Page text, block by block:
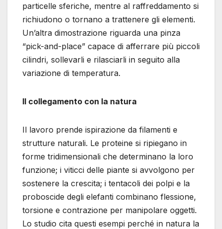
particelle sferiche, mentre al raffreddamento si
richiudono o tornano a trattenere gli elementi.
Un’altra dimostrazione riguarda una pinza
“pick-and-place” capace di afferrare più piccoli
cilindri, sollevarli e rilasciarli in seguito alla
variazione di temperatura.
Il collegamento con la natura
Il lavoro prende ispirazione da filamenti e
strutture naturali. Le proteine si ripiegano in
forme tridimensionali che determinano la loro
funzione; i viticci delle piante si avvolgono per
sostenere la crescita; i tentacoli dei polpi e la
proboscide degli elefanti combinano flessione,
torsione e contrazione per manipolare oggetti.
Lo studio cita questi esempi perché in natura la